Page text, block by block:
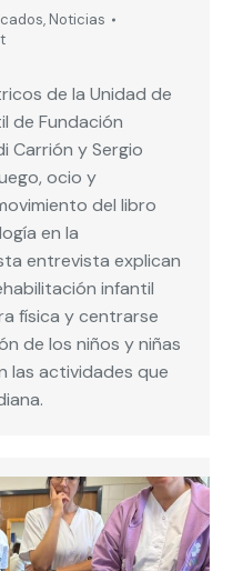
, Noticias
de la Unidad de
de Fundación
Carrión y Sergio
ocio y
del libro
en la
entrevista explican
infantil
física y centrarse
de los niños y niñas
las actividades que